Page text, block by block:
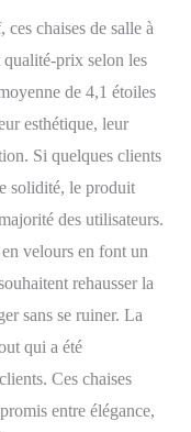
chaises de salle à
prix selon les
de 4,1 étoiles
esthétique, leur
Si quelques clients
solidité, le produit
des utilisateurs.
velours en font un
rehausser la
sans se ruiner. La
qui a été
Ces chaises
entre élégance,